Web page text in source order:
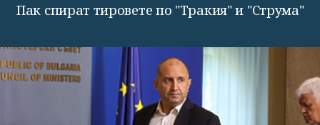
Пак спират тировете по "Тракия" и "Струма"